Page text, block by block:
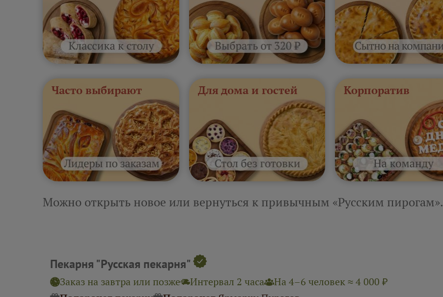
Часто выбирают Для дома и гостей Корпоратив
Можно открыть новое или вернуться к привычным «Русским пирогам».
Пекарня "Русская пекарня"
Заказ на завтра или позже Интервал 2 часа
На 4–6 человек ≈ 4 000 ₽